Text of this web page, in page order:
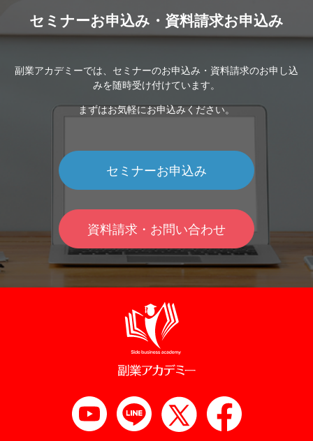
セミナーお申込み・資料請求お申込み
副業アカデミーでは、セミナーのお申込み・資料請求のお申し込
みを随時受け付けています。
まずはお気軽にお申込みください。
セミナーお申込み
資料請求・お問い合わせ